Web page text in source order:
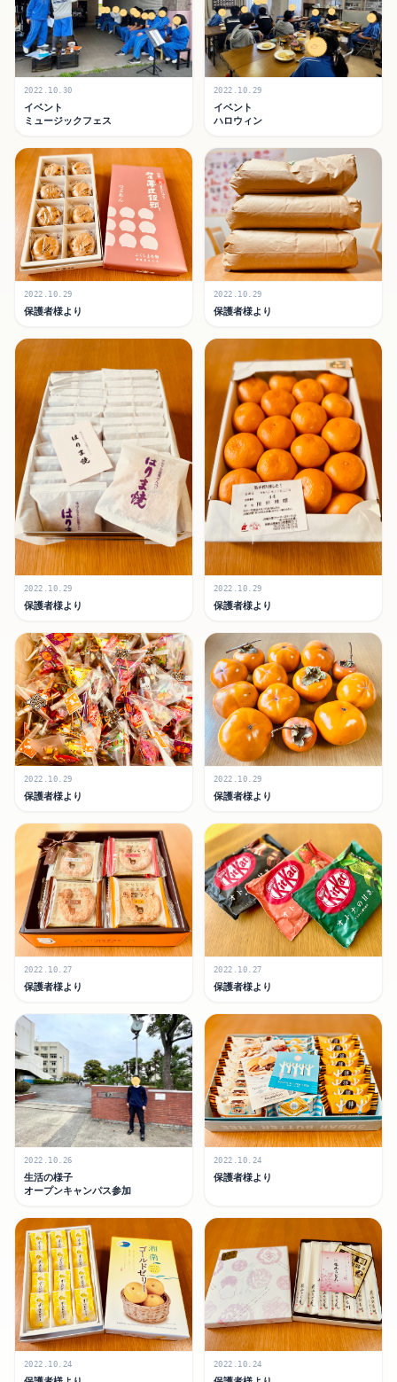
2022.10.30
イベント
ミュージックフェス
2022.10.29
イベント
ハロウィン
2022.10.29
保護者様より
2022.10.29
保護者様より
2022.10.29
保護者様より
2022.10.29
保護者様より
2022.10.29
保護者様より
2022.10.29
保護者様より
2022.10.27
保護者様より
2022.10.27
保護者様より
2022.10.26
生活の様子
オープンキャンパス参加
2022.10.24
保護者様より
2022.10.24 2022.10.24